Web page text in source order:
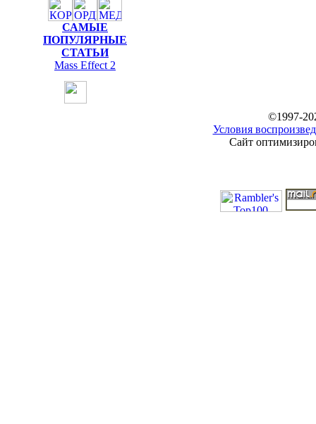
САМЫЕ
ПОПУЛЯРНЫЕ
СТАТЬИ
Mass Effect 2
©1997-
Условия
Сайт